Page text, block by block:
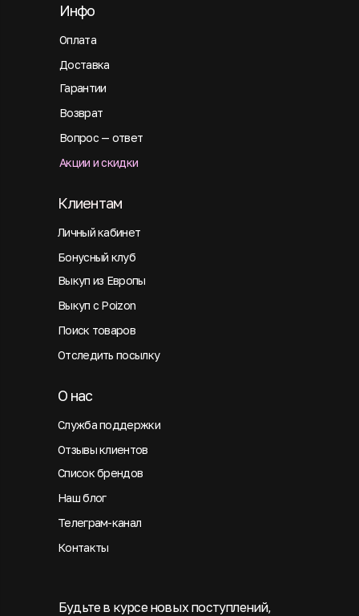
Оплата
Инфо
Будьте в курсе новых поступлений,
Доставка
Гарантии
Возврат
Вопрос — ответ
Акции и скидки
Личный кабинет
Клиентам
Бонусный клуб
Выкуп из Европы
Выкуп с Poizon
Поиск товаров
Отследить посылку
Служба поддержки
О нас
Отзывы клиентов
Список брендов
Наш блог
Телеграм-канал
Контакты